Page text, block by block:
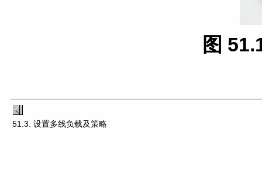
图
51.3. 设置多线负载及策略